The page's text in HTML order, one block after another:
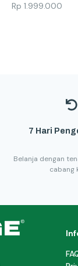
Rp1.999.000
7 Hari
Belanja dengan
cabang